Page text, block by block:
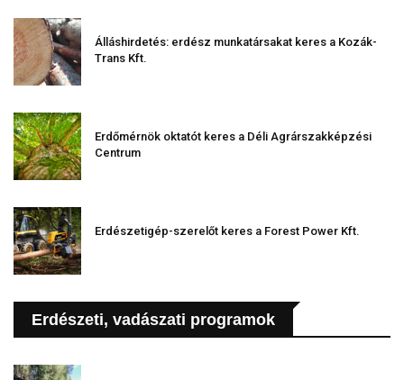
Álláshirdetés: erdész munkatársakat keres a Kozák-
Trans Kft.
Erdőmérnök oktatót keres a Déli Agrárszakképzési
Centrum
Erdészetigép-szerelőt keres a Forest Power Kft.
Erdészeti, vadászati programok